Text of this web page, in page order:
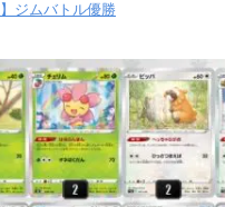
ジムバトル優勝